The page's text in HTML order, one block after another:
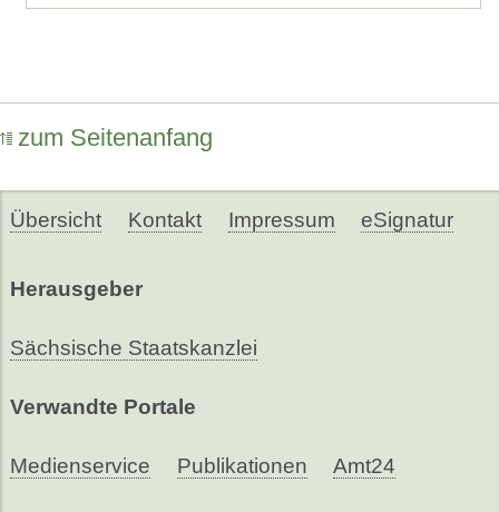
zum Seitenanfang
Übersicht Kontakt Impressum eSignatur
Herausgeber
Sächsische Staatskanzlei
Verwandte Portale
Medienservice Publikationen Amt24